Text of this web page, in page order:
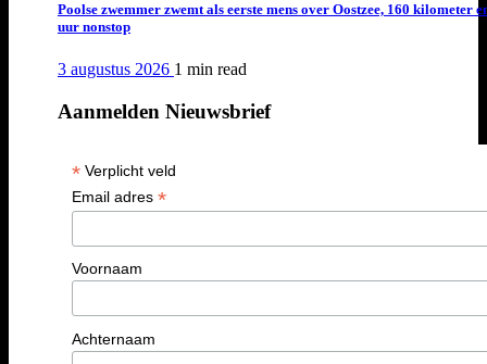
Poolse zwemmer zwemt als eerste mens over Oostzee, 160 kilometer
uur nonstop
3 augustus 2026 1 min read
Aanmelden Nieuwsbrief
*Verplicht veld
Email adres *
Voornaam
Achternaam